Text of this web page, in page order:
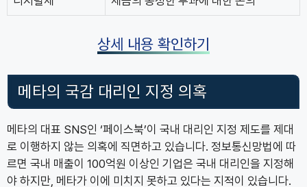
상세 내용 확인하기
메타의 국감 대리인 지정 의혹
메타의 대표 SNS인 ‘페이스북’이 국내 대리인 지정 제도를 제대
로 이행하지 않는 의혹에 직면하고 있습니다. 정보통신망법에 따
르면 국내 매출이 100억원 이상인 기업은 국내 대리인을 지정해
야 하지만, 메타가 이에 미치지 못하고 있다는 지적이 있습니다.